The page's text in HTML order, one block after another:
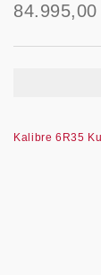
84.995,00
Kalibre 6R35